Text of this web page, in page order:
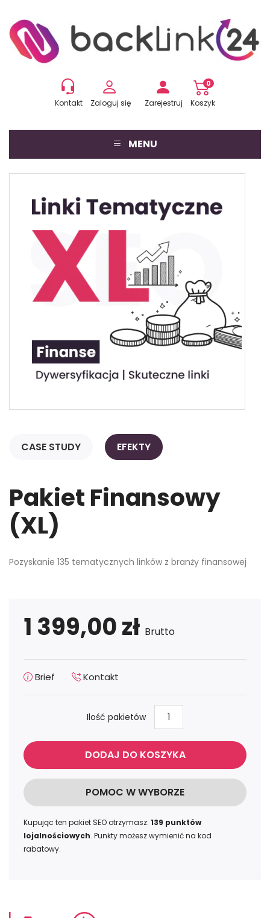
Kontakt Zaloguj się Zarejestruj Koszyk
0
MENU
CASE STUDY EFEKTY
Pakiet Finansowy
(XL)
Pozyskanie 135 tematycznych linków z branży finansowej
1 399,00 zł Brutto
Brief Kontakt
Ilość pakietów
DODAJ DO KOSZYKA
POMOC W WYBORZE
Kupując ten pakiet SEO otrzymasz: 139 punktów
lojalnościowych. Punkty możesz wymienić na kod
rabatowy.